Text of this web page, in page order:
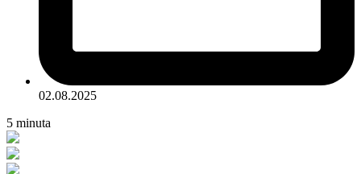
02.08.2025
5 minuta